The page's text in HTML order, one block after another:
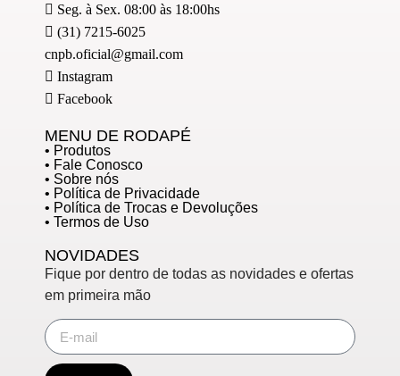
Seg. à Sex. 08:00 às 18:00hs
(31) 7215-6025
cnpb.oficial@gmail.com
Instagram
Facebook
MENU DE RODAPÉ
• Produtos
• Fale Conosco
• Sobre nós
• Política de Privacidade
• Política de Trocas e Devoluções
• Termos de Uso
NOVIDADES
Fique por dentro de todas as novidades e ofertas
em primeira mão